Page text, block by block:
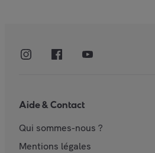
Aide & Contact
Qui sommes-nous ?
Mentions légales